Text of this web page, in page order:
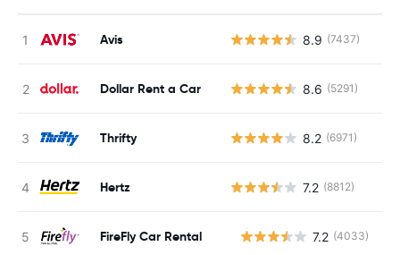
Avis 8.9 (7437)
Dollar Rent a Car 8.6 (5291)
Thrifty 8.2 (6971)
Hertz 7.2 (8812)
FireFly Car Rental 7.2 (4033)